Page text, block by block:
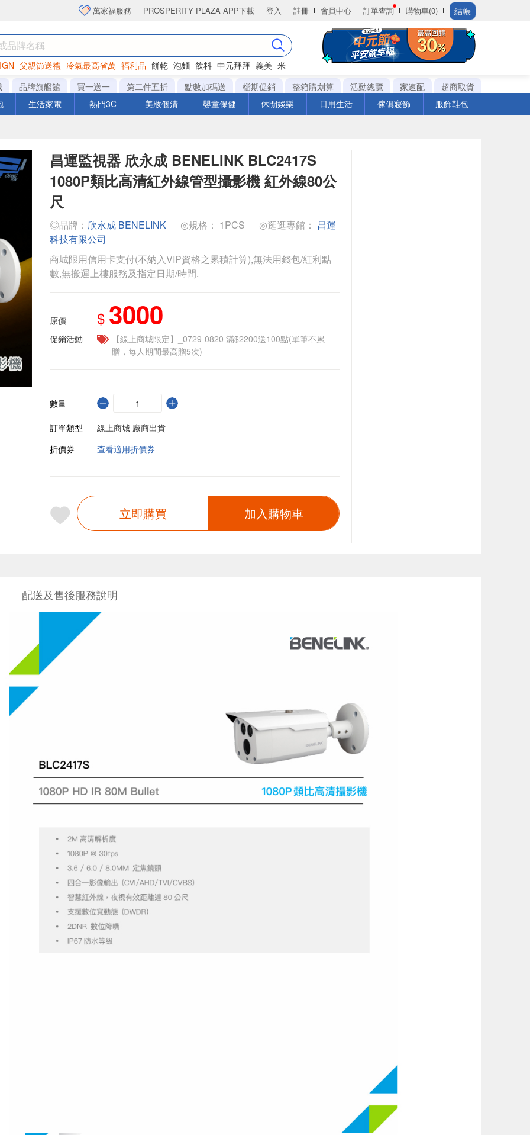
萬家福服務 PROSPERITY PLAZA APP下載 登入 註冊 會員中心 訂單查詢 購物車(0) 結帳
父親節送禮 冷氣最高省萬 福利品 餅乾 泡麵 飲料 中元拜拜 義美 米
洋芋片
品牌旗艦館 買一送一 第二件五折 點數加碼送 檔期促銷 整箱購划算 活動總覽 家速配
超商取貨
生活家電 熱門3C 美妝個清 嬰童保健 休閒娛樂 日用生活 傢俱寢飾 服飾鞋包
昌運監視器 欣永成 BENELINK BLC2417S
1080P類比高清紅外線管型攝影機 紅外線80公
尺
◎品牌： 欣永成 BENELINK ◎規格： 1PCS ◎逛逛專館： 昌運
科技有限公司
商城限用信用卡支付(不納入VIP資格之累積計算),無法用錢包/紅利點
數,無搬運上樓服務及指定日期/時間.
原價 $ 3000
促銷活動
【線上商城限定】_0729-0820 滿$2200送100點(單筆不累
贈，每人期間最高贈5次)
數量
訂單類型
線上商城 廠商出貨
折價券
查看適用折價券
立即購買 加入購物車
配送及售後服務說明